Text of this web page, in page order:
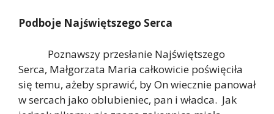
Podboje Najświętszego Serca
Poznawszy przesłanie Najświętszego
Serca, Małgorzata Maria całkowicie poświęciła
się temu, ażeby sprawić, by On wiecznie panował
w sercach jako oblubieniec, pan i władca. Jak